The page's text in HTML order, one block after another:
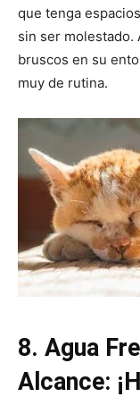
que tenga
sin ser molestado.
bruscos en su
muy de rutina.
8. Agua
Alcance: